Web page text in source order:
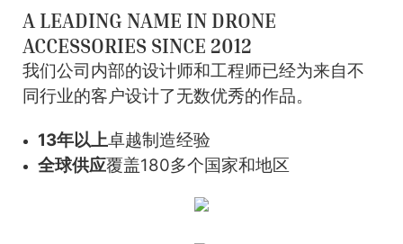
A LEADING NAME IN DRONE
ACCESSORIES SINCE 2012
我们公司内部的设计师和工程师已经为来自不
同行业的客户设计了无数优秀的作品。
13年以上卓越制造经验
全球供应覆盖180多个国家和地区